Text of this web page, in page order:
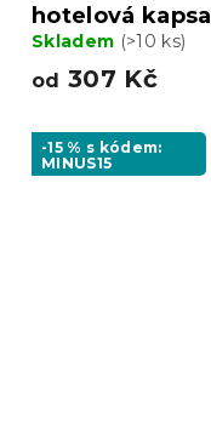
hotelová kapsa
Skladem (>10 ks)
od 307 Kč
-15 % s kódem:
MINUS15